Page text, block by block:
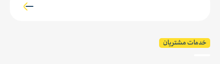
خدمات مشتریان